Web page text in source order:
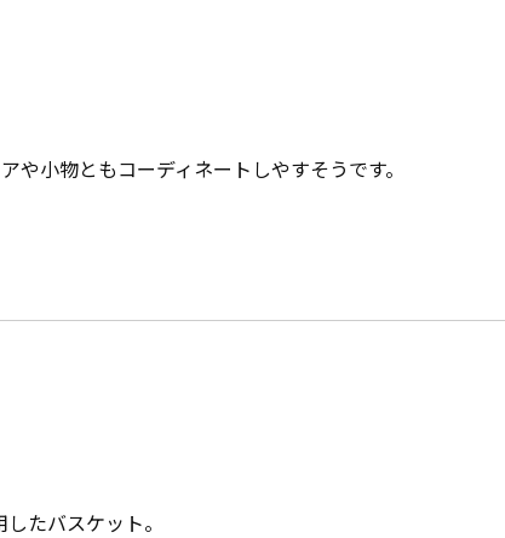
小物ともコーディネートしやすそうです。
たバスケット。